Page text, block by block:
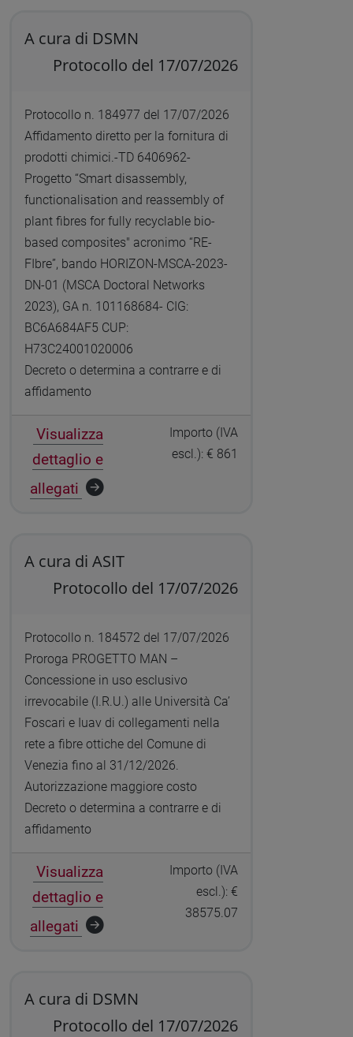
A cura di DSMN
Protocollo del 17/07/2026
Protocollo n. 184977 del 17/07/2026
Affidamento diretto per la fornitura di
prodotti chimici.-TD 6406962-
Progetto “Smart disassembly,
functionalisation and reassembly of
plant fibres for fully recyclable bio-
based composites" acronimo “RE-
FIbre”, bando HORIZON-MSCA-2023-
DN-01 (MSCA Doctoral Networks
2023), GA n. 101168684- CIG:
BC6A684AF5 CUP:
H73C24001020006
Decreto o determina a contrarre e di
affidamento
Visualizza
dettaglio e
allegati
Importo (IVA
escl.): € 861
A cura di ASIT
Protocollo del 17/07/2026
Protocollo n. 184572 del 17/07/2026
Proroga PROGETTO MAN –
Concessione in uso esclusivo
irrevocabile (I.R.U.) alle Università Ca’
Foscari e Iuav di collegamenti nella
rete a fibre ottiche del Comune di
Venezia fino al 31/12/2026.
Autorizzazione maggiore costo
Decreto o determina a contrarre e di
affidamento
Visualizza
dettaglio e
allegati
Importo (IVA
escl.): €
38575.07
A cura di DSMN
Protocollo del 17/07/2026